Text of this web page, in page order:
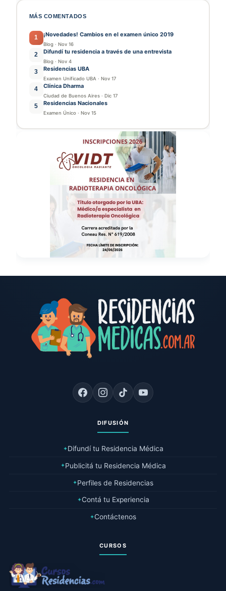
MÁS COMENTADOS
1 ¡Novedades! Cambios en el examen único 2019
Blog · Nov 16
2 Difundí tu residencia a través de una entrevista
Blog · Nov 4
3 Residencias UBA
Examen Unificado UBA · Nov 17
4 Clínica Dharma
Ciudad de Buenos Aires · Dic 17
5 Residencias Nacionales
Examen Único · Nov 15
DIFUSIÓN
✦Difundí tu Residencia Médica
✦Publicitá tu Residencia Médica
✦Perfiles de Residencias
✦Contá tu Experiencia
✦Contáctenos
CURSOS